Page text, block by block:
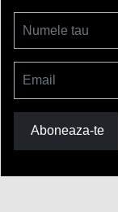
Numele tau
Email
Aboneaza-te